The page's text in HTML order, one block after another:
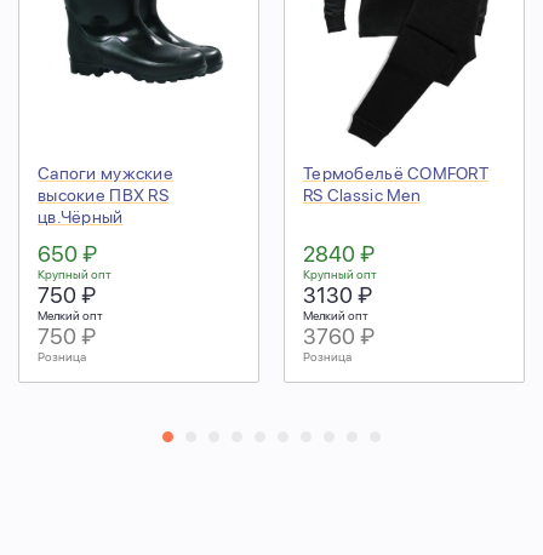
Сапоги мужские
высокие ПВХ RS
цв.Чёрный
650 ₽
Крупный опт
750 ₽
Мелкий опт
750 ₽
Розница
Термобельё COMFORT
RS Classic Men
2840 ₽
Крупный опт
3130 ₽
Мелкий опт
3760 ₽
Розница